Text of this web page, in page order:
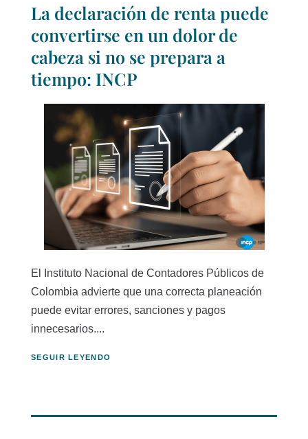
La declaración de renta puede
convertirse en un dolor de
cabeza si no se prepara a
tiempo: INCP
El Instituto Nacional de Contadores Públicos de
Colombia advierte que una correcta planeación
puede evitar errores, sanciones y pagos
innecesarios....
SEGUIR LEYENDO